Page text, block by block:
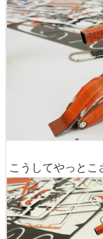
こうしてやっと